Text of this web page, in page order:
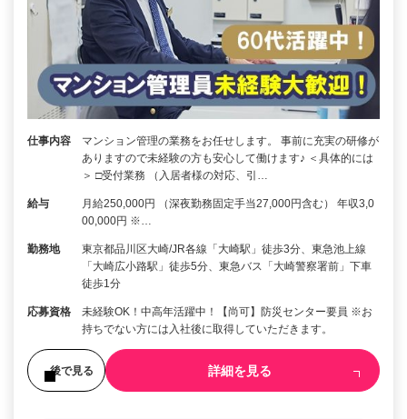
仕事内容
マンション管理の業務をお任せします。 事前に充実の研修が
ありますので未経験の方も安心して働けます♪ ＜具体的には
＞ □受付業務 （入居者様の対応、引…
給与
月給250,000円 （深夜勤務固定手当27,000円含む） 年収3,0
00,000円 ※…
勤務地
東京都品川区大崎/JR各線「大崎駅」徒歩3分、東急池上線
「大崎広小路駅」徒歩5分、東急バス「大崎警察署前」下車
徒歩1分
応募資格
未経験OK！中高年活躍中！【尚可】防災センター要員 ※お
持ちでない方には入社後に取得していただきます。
後で見る 詳細を見る